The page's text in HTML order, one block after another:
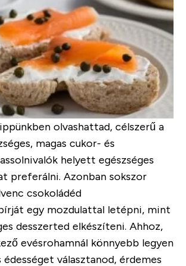
olvashattad, célszerű a
magas cukor- és
helyett egészséges
preferálni. Azonban sokszor
csokoládéd
egy mozdulattal letépni, mint
desszerted elkészíteni. Ahhoz,
evésrohamnál könnyebb legyen
édességet választanod, érdemes